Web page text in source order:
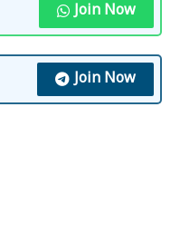
Join Now
Join Now